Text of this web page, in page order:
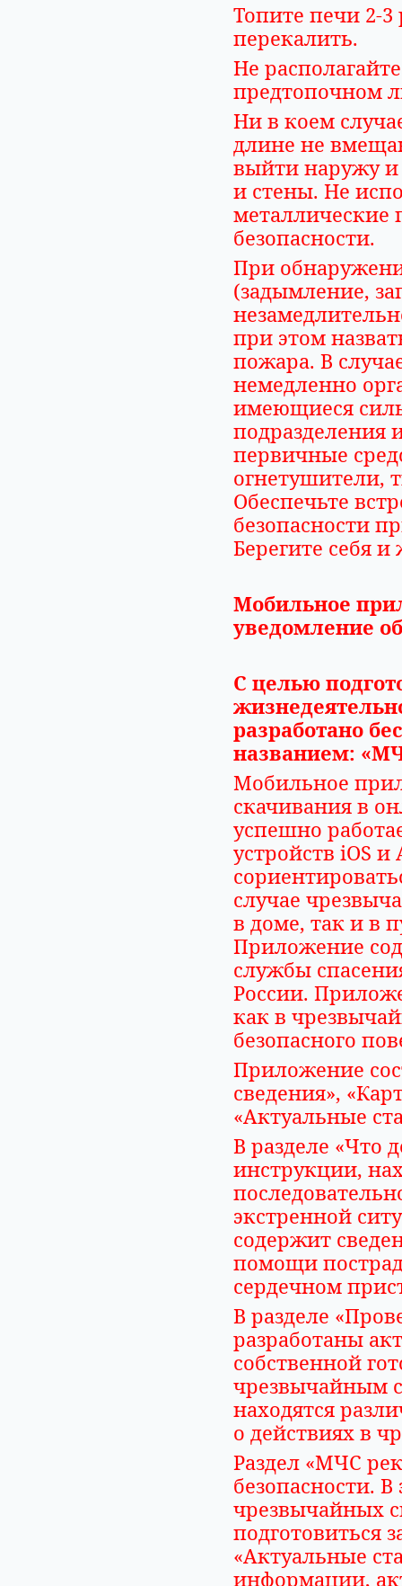
Топите печи 2-3
перекалить.
Не
предтопочном
Ни в коем
длине не
выйти наружу
и стены. Не
металлические
безопасности.
При
(задымление,
при этом
пожара. В
немедленно
имеющиеся
подразделения
первичные
огнетушители,
Обеспечьте
безопасности
Берегите себя
Мобильное
уведомление
С целью
разработано
названием:
Мобильное
скачивания в
успешно
устройств iOS
случае
в доме, так и в
Приложение
службы
России.
как в
безопасного
Приложение
сведения»,
«Актуальные
В разделе «Что
инструкции,
экстренной
содержит
помощи
сердечном
В разделе
разработаны
собственной
чрезвычайным
находятся
о действиях в
Раздел «МЧС
безопасности.
чрезвычайных
подготовиться
«Актуальные
информации,